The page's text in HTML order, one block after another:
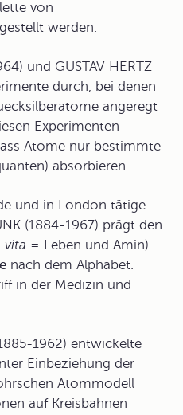
von
werden.
und GUSTAV HERTZ
durch, bei denen
angeregt
Experimenten
Atome nur bestimmte
absorbieren.
und in London tätige
(1884-1967) prägt den
vita = Leben und Amin)
nach dem Alphabet.
in der Medizin und
1962) entwickelte
Einbeziehung der
Atommodell
auf Kreisbahnen